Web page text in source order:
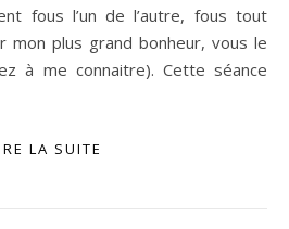
fous l’un de l’autre, fous tout
mon plus grand bonheur, vous le
à me connaitre). Cette séance
LA SUITE